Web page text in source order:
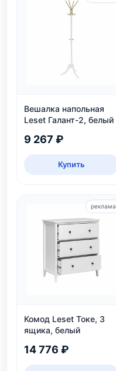
Вешалка напольная
Leset Галант-2, белый
9 267 ₽
Купить
Комод Leset Токе, 3
ящика, белый
14 776 ₽
реклама